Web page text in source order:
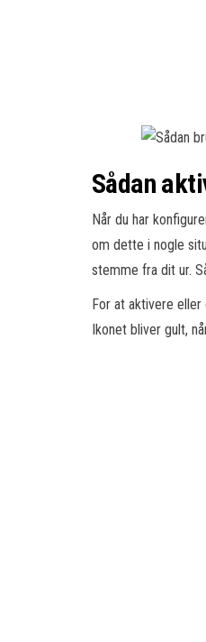
Sådan
Når du har
om dette i nogle
stemme fra dit ur.
For at aktivere
Ikonet bliver gult,